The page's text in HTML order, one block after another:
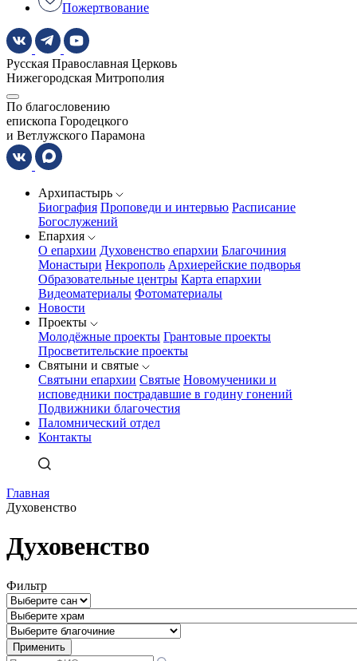
Пожертвование
Русская Православная Церковь
Нижегородская Митрополия
По благословению
епископа Городецкого
и Ветлужского Парамона
Архипастырь
Биография Проповеди и интервью Расписание
Богослужений
Епархия
О епархии Духовенство епархии Благочиния
Монастыри Некрополь Архиерейские подворья
Образовательные центры Карта епархии
Видеоматериалы Фотоматериалы
Новости
Проекты
Молодёжные проекты Грантовые проекты
Просветительские проекты
Святыни и святые
Святыни епархии Святые Новомученики и
исповедники пострадавшие в годину гонений
Подвижники благочестия
Паломнический отдел
Контакты
Главная
Духовенство
Духовенство
Фильтр